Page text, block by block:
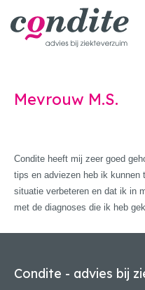
Mevrouw M.S.
Condite heeft mij zeer goed
tips en adviezen heb ik
situatie verbeteren en dat ik in
met de diagnoses die ik heb
Condite - advies bij